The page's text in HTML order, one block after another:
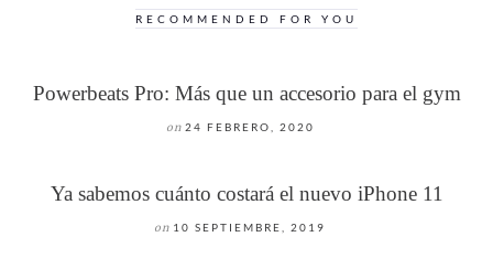
RECOMMENDED FOR YOU
Powerbeats Pro: Más que un accesorio para el gym
on 24 FEBRERO, 2020
Ya sabemos cuánto costará el nuevo iPhone 11
on 10 SEPTIEMBRE, 2019